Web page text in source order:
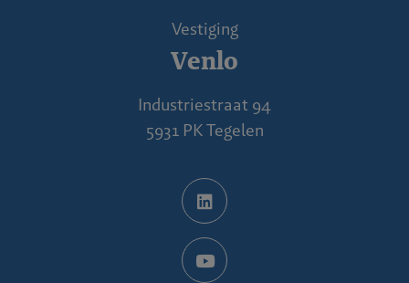
Vestiging
Venlo
Industriestraat 94
5931 PK Tegelen